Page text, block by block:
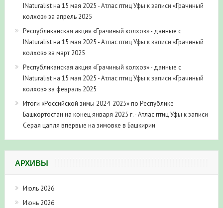
INaturalist на 15 мая 2025 - Атлас птиц Уфы к записи «Грачиный
колхоз» за апрель 2025
Республиканская акция «Грачиный колхоз» - данные с
INaturalist на 15 мая 2025 - Атлас птиц Уфы к записи «Грачиный
колхоз» за март 2025
Республиканская акция «Грачиный колхоз» - данные с
INaturalist на 15 мая 2025 - Атлас птиц Уфы к записи «Грачиный
колхоз» за февраль 2025
Итоги «Российской зимы 2024-2025» по Республике
Башкортостан на конец января 2025 г. - Атлас птиц Уфы к записи
Серая цапля впервые на зимовке в Башкирии
АРХИВЫ
Июль 2026
Июнь 2026